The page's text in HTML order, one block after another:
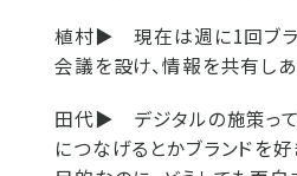
植村▶現在は週に1回ブ
会議を設け、情報を共有しあ
田代▶ デジタルの施策っ
につなげるとかブランドを